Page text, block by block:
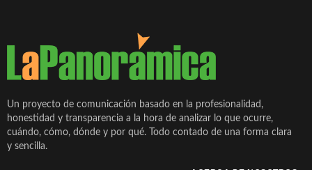
Un proyecto de comunicación basado en la profesionalidad,
honestidad y transparencia a la hora de analizar lo que ocurre,
cuándo, cómo, dónde y por qué. Todo contado de una forma clara
y sencilla.